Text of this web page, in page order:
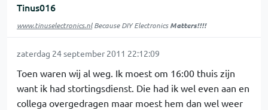
Tinus016
www.tinuselectronics.nlBecause DIY ElectronicsMatters!!!!
zaterdag 24 september 2011 22:12:09
Toen waren wij al weg. Ik moest om 16:00 thuis zijn
want ik had stortingsdienst. Die had ik wel even aan en
collega overgedragen maar moest hem dan wel weer